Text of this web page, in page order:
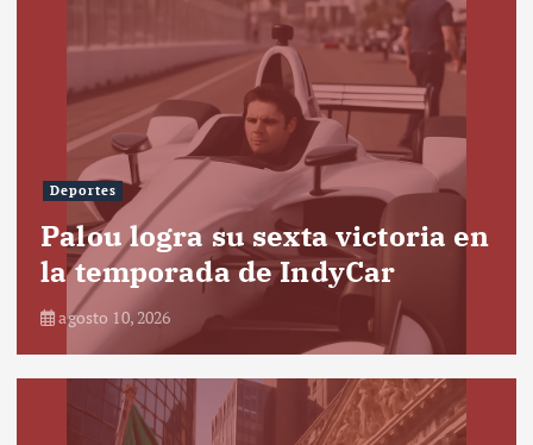
Deportes
Palou logra su sexta victoria en
la temporada de IndyCar
agosto 10, 2026